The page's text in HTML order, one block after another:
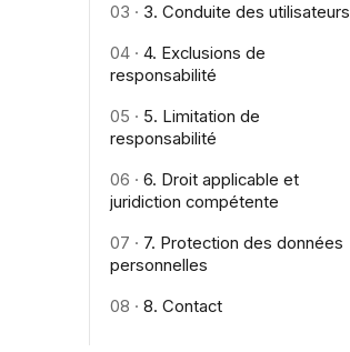
3. Conduite des utilisateurs
4. Exclusions de
responsabilité
5. Limitation de
responsabilité
6. Droit applicable et
juridiction compétente
7. Protection des données
personnelles
8. Contact